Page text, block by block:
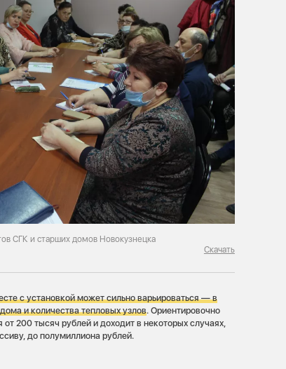
СГК и старших домов Новокузнецка
Скачать
с установкой может сильно варьироваться — в
и количества тепловых узлов. Ориентировочно
200 тысяч рублей и доходит в некоторых случаях,
до полумиллиона рублей.